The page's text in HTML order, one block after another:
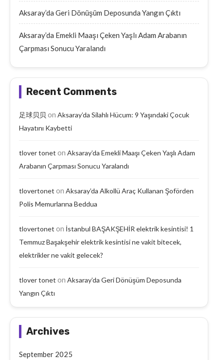
Aksaray’da Geri Dönüşüm Deposunda Yangın Çıktı
Aksaray’da Emekli Maaşı Çeken Yaşlı Adam Arabanın
Çarpması Sonucu Yaralandı
Recent Comments
足球贝贝 on Aksaray’da Silahlı Hücum: 9 Yaşındaki Çocuk
Hayatını Kaybetti
tlover tonet on Aksaray’da Emekli Maaşı Çeken Yaşlı Adam
Arabanın Çarpması Sonucu Yaralandı
tlovertonet on Aksaray’da Alkollü Araç Kullanan Şoförden
Polis Memurlarına Beddua
tlovertonet on İstanbul BAŞAKŞEHİR elektrik kesintisi! 1
Temmuz Başakşehir elektrik kesintisi ne vakit bitecek,
elektrikler ne vakit gelecek?
tlover tonet on Aksaray’da Geri Dönüşüm Deposunda
Yangın Çıktı
Archives
September 2025